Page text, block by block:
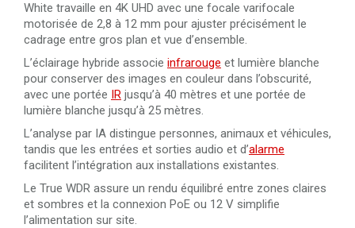
White travaille en 4K UHD avec une focale varifocale
motorisée de 2,8 à 12 mm pour ajuster précisément le
cadrage entre gros plan et vue d’ensemble.
L’éclairage hybride associe infrarouge et lumière blanche
pour conserver des images en couleur dans l’obscurité,
avec une portée IR jusqu’à 40 mètres et une portée de
lumière blanche jusqu’à 25 mètres.
L’analyse par IA distingue personnes, animaux et véhicules,
tandis que les entrées et sorties audio et d’alarme
facilitent l’intégration aux installations existantes.
Le True WDR assure un rendu équilibré entre zones claires
et sombres et la connexion PoE ou 12 V simplifie
l’alimentation sur site.